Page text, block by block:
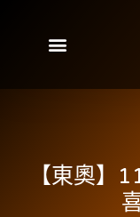
【東奧】